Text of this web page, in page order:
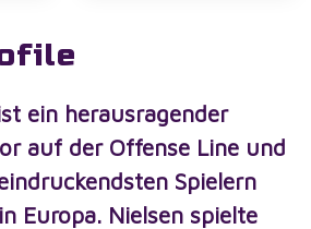
ein herausragender
auf der Offense Line und
Spielern
Europa. Nielsen spielte